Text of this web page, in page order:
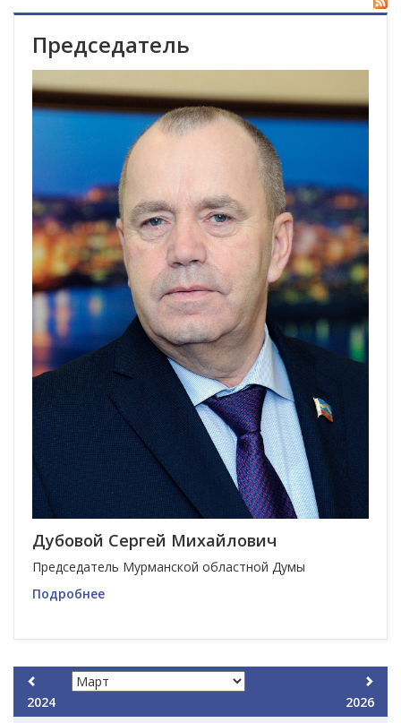
Председатель
Дубовой Сергей Михайлович
Председатель Мурманской областной Думы
Подробнее
2024 2026